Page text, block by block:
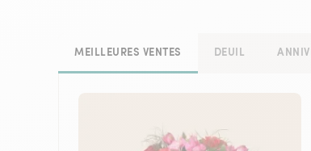
MEILLEURES VENTES DEUIL